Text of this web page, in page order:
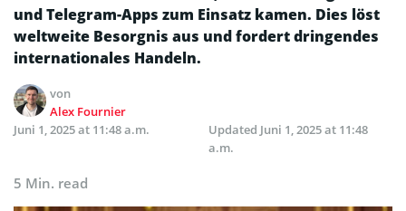
und Telegram-Apps zum Einsatz kamen. Dies löst
weltweite Besorgnis aus und fordert dringendes
internationales Handeln.
von
Alex Fournier
Juni 1, 2025 at 11:48 a.m.
Updated Juni 1, 2025 at 11:48
a.m.
5 Min. read